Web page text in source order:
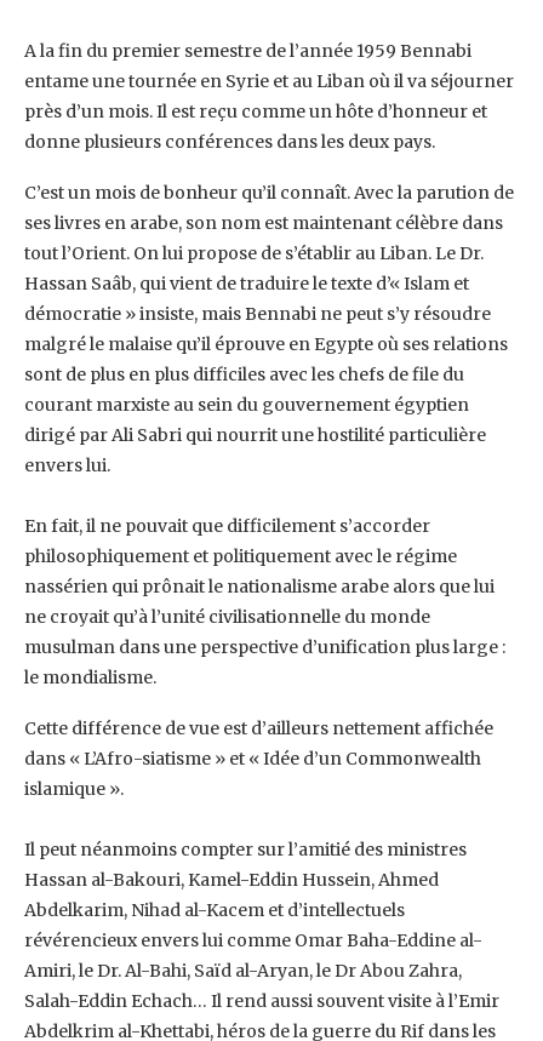
A la fin du premier semestre de l’année 1959 Bennabi
entame une tournée en Syrie et au Liban ‎où il va séjourner
près d’un mois. Il est reçu comme un hôte d’honneur et
donne plusieurs ‎conférences dans les deux pays.
C’est un mois de bonheur qu’il connaît. Avec la parution de
ses ‎livres en arabe, son nom est maintenant célèbre dans
tout l’Orient. On lui propose de s’établir ‎au Liban. Le Dr.
Hassan Saâb, qui vient de traduire le texte d’« Islam et
démocratie » insiste, ‎mais Bennabi ne peut s’y résoudre
malgré le malaise qu’il éprouve en Egypte où ses relations
‎sont de plus en plus difficiles avec les chefs de file du
courant marxiste au sein du ‎gouvernement égyptien
dirigé par Ali Sabri qui nourrit une hostilité particulière
envers lui.
En fait, il ne pouvait que difficilement s’accorder
philosophiquement et politiquement avec le ‎régime
nassérien qui prônait le nationalisme arabe alors que lui
ne croyait qu’à l’unité ‎civilisationnelle du monde
musulman dans une perspective d’unification plus large :
le ‎mondialisme.
Cette différence de vue est d’ailleurs nettement affichée
dans « L’Afro-siatisme » ‎et « Idée d’un Commonwealth
islamique ».
Il peut néanmoins compter sur l’amitié des ministres
Hassan al-Bakouri, Kamel-Eddin Hussein, ‎Ahmed
Abdelkarim, Nihad al-Kacem et d’intellectuels
révérencieux envers lui comme Omar ‎Baha-Eddine al-
Amiri, le Dr. Al-Bahi, Saïd al-Aryan, le Dr Abou Zahra,
Salah-Eddin Echach… Il ‎rend aussi souvent visite à l’Emir
Abdelkrim al-Khettabi, héros de la guerre du Rif dans les